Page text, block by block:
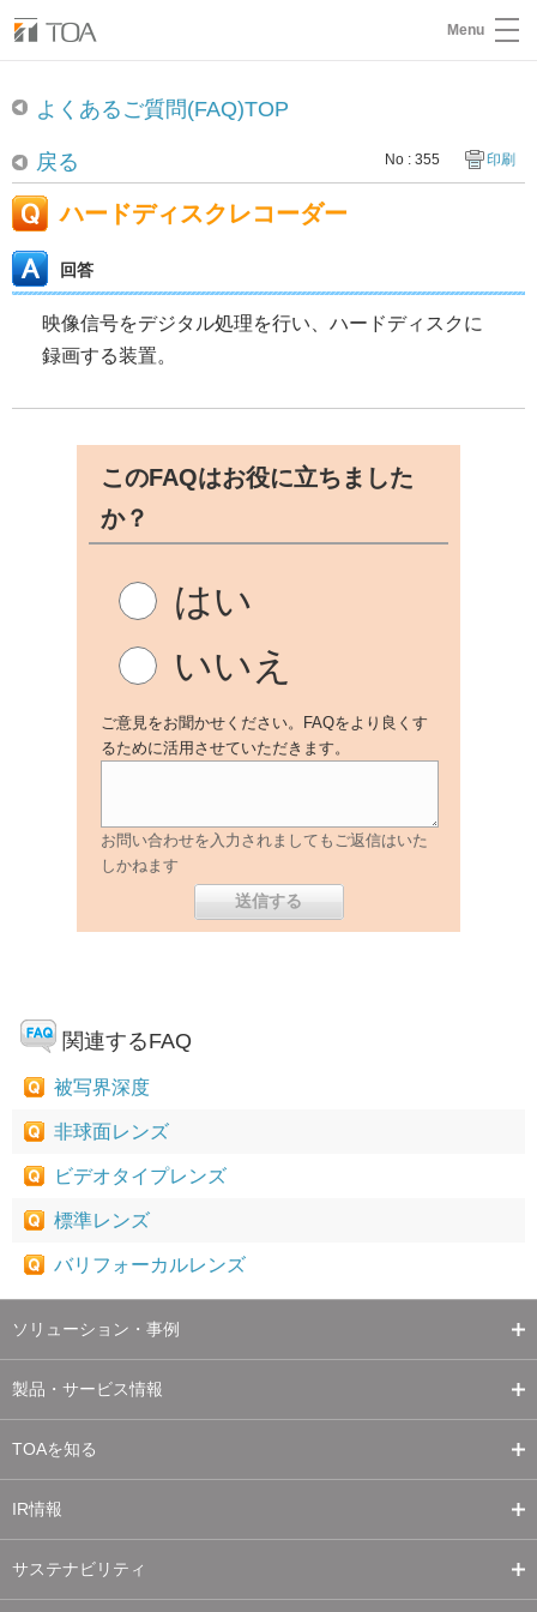
Menu
よくあるご質問(FAQ)TOP
戻る No : 355 印刷
ハードディスクレコーダー
回答
映像信号をデジタル処理を行い、ハードディスクに
録画する装置。
このFAQはお役に立ちました
か？
はい
いいえ
ご意見をお聞かせください。FAQをより良くす
るために活用させていただきます。
お問い合わせを入力されましてもご返信はいた
しかねます
関連するFAQ
被写界深度
非球面レンズ
ビデオタイプレンズ
標準レンズ
バリフォーカルレンズ
ソリューション・事例
製品・サービス情報
TOAを知る
IR情報
サステナビリティ